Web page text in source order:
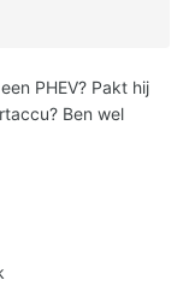
PHEV? Pakt hij
Ben wel